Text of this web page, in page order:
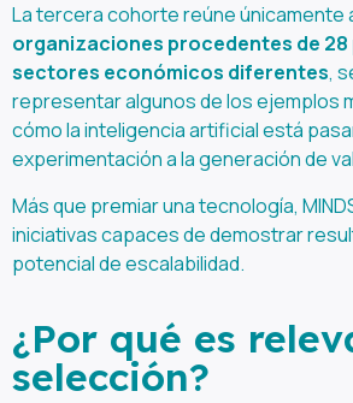
La tercera cohorte reúne únicamente
organizaciones procedentes de 28
sectores económicos diferentes,
representar algunos de los ejemplos
cómo la inteligencia artificial está
experimentación a la generación de
Más que premiar una tecnología,
iniciativas capaces de demostrar
potencial de escalabilidad.
¿Por qué es
selección?